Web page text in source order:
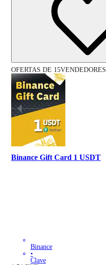
OFERTAS DE 15VENDEDORES
Binance Gift Card 1 USDT
Binance
•
Clave